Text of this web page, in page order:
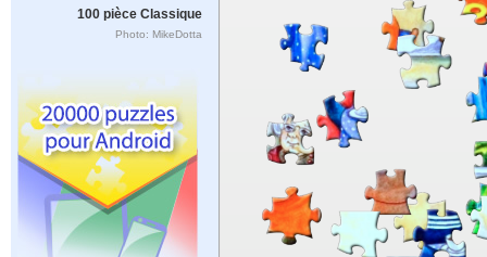
100 pièce Classique
Photo: MikeDotta